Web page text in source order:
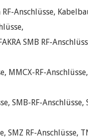
Anschlüsse,
SMB RF-
MMCX-RF-
SMB-RF-Anschlüsse,
SMZ RF-Anschlüsse,